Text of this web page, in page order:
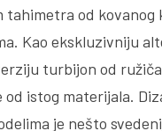
tahimetra od kovanog
Kao ekskluzivniju
turbijon od
od istog materijala.
je nešto